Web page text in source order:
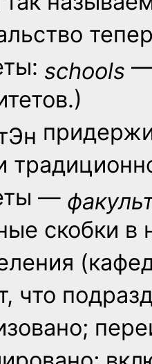
schools —
—
скобки в
что